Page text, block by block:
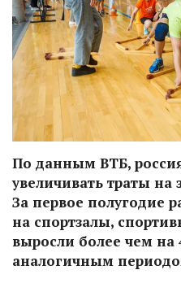
По данным ВТБ,
увеличивать траты
За первое полугодие
на спортзалы,
выросли более чем на
аналогичным